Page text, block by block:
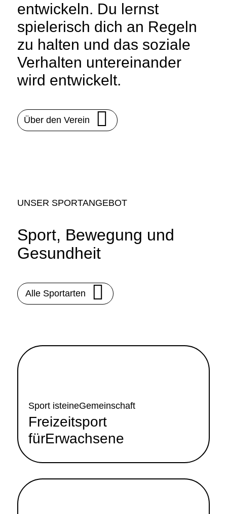
entwickeln. Du lernst
spielerisch dich an Regeln
zu halten und das soziale
Verhalten untereinander
wird entwickelt.
Über den Verein
UNSER SPORTANGEBOT
Sport, Bewegung und
Gesundheit
Alle Sportarten
Freizeitsport
fürErwachsene
Sport isteineGemeinschaft